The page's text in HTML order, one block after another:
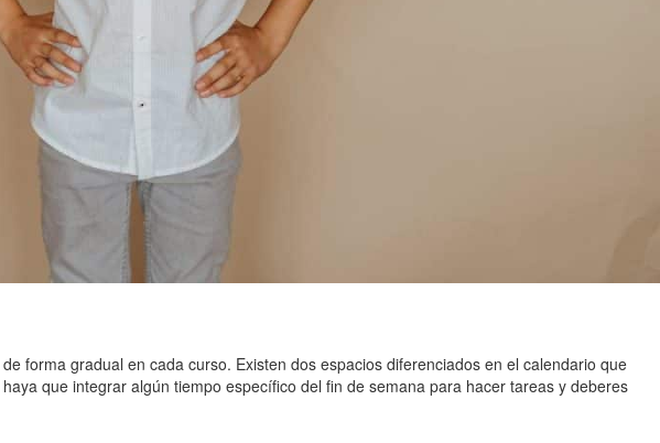
forma gradual en cada curso. Existen dos espacios diferenciados en el calendario que
que integrar algún tiempo específico del fin de semana para hacer tareas y deberes